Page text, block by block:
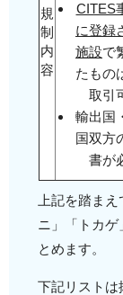
規
制
内
容
CITES
に登録
施設で
たもの
取引
輸出国
国双方
書が
上記を踏ま
ニ」「トカゲ
とめます。
下記リストは